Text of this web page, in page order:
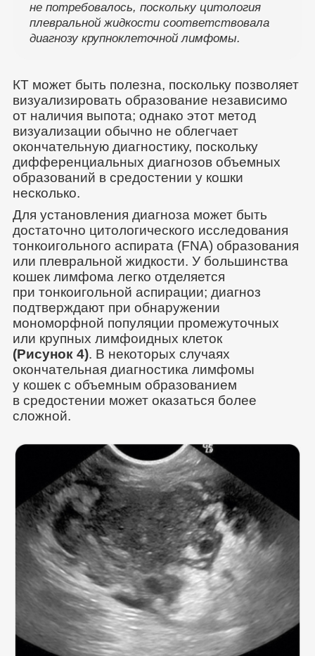
не потребовалось, поскольку цитология
плевральной жидкости соответствовала
диагнозу крупноклеточной лимфомы.
КТ может быть полезна, поскольку позволяет
визуализировать образование независимо
от наличия выпота; однако этот метод
визуализации обычно не облегчает
окончательную диагностику, поскольку
дифференциальных диагнозов объемных
образований в средостении у кошки
несколько.
Для установления диагноза может быть
достаточно цитологического исследования
тонкоигольного аспирата (FNA) образования
или плевральной жидкости. У большинства
кошек лимфома легко отделяется
при тонкоигольной аспирации; диагноз
подтверждают при обнаружении
мономорфной популяции промежуточных
или крупных лимфоидных клеток
(Рисунок 4). В некоторых случаях
окончательная диагностика лимфомы
у кошек с объемным образованием
в средостении может оказаться более
сложной.